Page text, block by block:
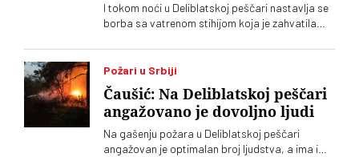
I tokom noći u Deliblatskoj peščari nastavlja se
borba sa vatrenom stihijom koja je zahvatila
Požari u Srbiji
Čaušić: Na Deliblatskoj peščari
angažovano je dovoljno ljudi
Na gašenju požara u Deliblatskoj peščari
angažovan je optimalan broj ljudstva, a ima i